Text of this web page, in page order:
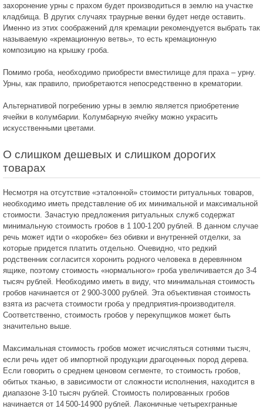
захоронение урны с прахом будет производиться в землю на участке
кладбища. В других случаях траурные венки будет негде оставить.
Именно из этих соображений для кремации рекомендуется выбрать так
называемую «кремационную ветвь», то есть кремационную
композицию на крышку гроба.
Помимо гроба, необходимо приобрести вместилище для праха – урну.
Урны, как правило, приобретаются непосредственно в крематории.
Альтернативой погребению урны в землю является приобретение
ячейки в колумбарии. Колумбарную ячейку можно украсить
искусственными цветами.
О слишком дешевых и слишком дорогих
товарах
Несмотря на отсутствие «эталонной» стоимости ритуальных товаров,
необходимо иметь представление об их минимальной и максимальной
стоимости. Зачастую предложения ритуальных служб содержат
минимальную стоимость гробов в 1 100-1 200 рублей. В данном случае
речь может идти о «коробке» без обивки и внутренней отделки, за
которые придется платить отдельно. Очевидно, что редкий
родственник согласится хоронить родного человека в деревянном
ящике, поэтому стоимость «нормального» гроба увеличивается до 3-4
тысяч рублей. Необходимо иметь в виду, что минимальная стоимость
гробов начинается от 2 900-3 000 рублей. Эта объективная стоимость
взята из расчета стоимости гроба у предприятия-производителя.
Соответственно, стоимость гробов у перекупщиков может быть
значительно выше.
Максимальная стоимость гробов может исчисляться сотнями тысяч,
если речь идет об импортной продукции драгоценных пород дерева.
Если говорить о среднем ценовом сегменте, то стоимость гробов,
обитых тканью, в зависимости от сложности исполнения, находится в
диапазоне 3-10 тысяч рублей. Стоимость полированных гробов
начинается от 14 500-14 900 рублей. Лаконичные четырехгранные